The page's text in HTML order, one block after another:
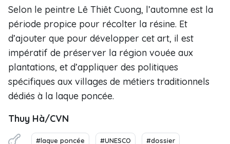
Selon le peintre Lê Thiêt Cuong, l’automne est la
période propice pour récolter la résine. Et
d’ajouter que pour développer cet art, il est
impératif de préserver la région vouée aux
plantations, et d’appliquer des politiques
spécifiques aux villages de métiers traditionnels
dédiés à la laque poncée.
Thuy Hà/CVN
#laque poncée #UNESCO #dossier